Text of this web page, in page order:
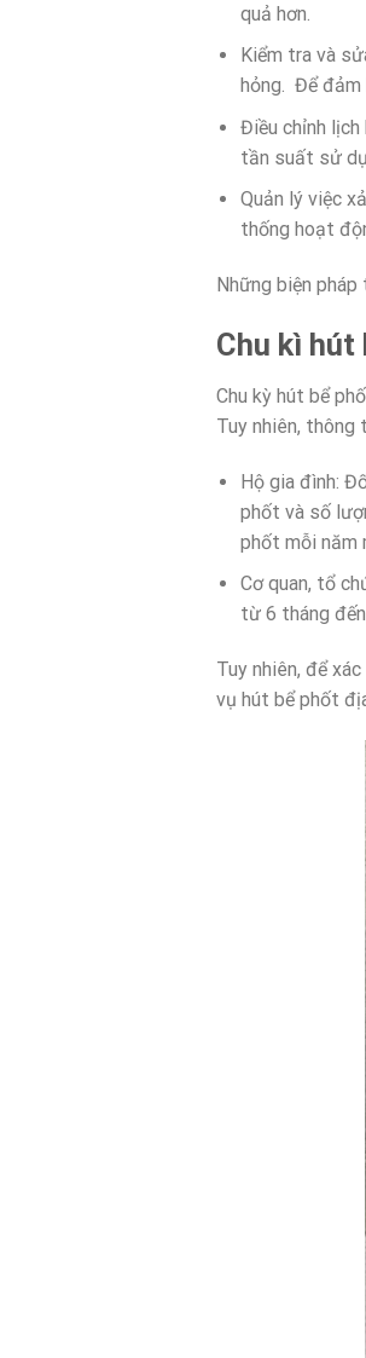
quả hơn.
Kiểm tra và
hỏng. Để đảm
Điều chỉnh
tần suất sử
Quản lý việc
thống hoạt
Những biện
Chu kì hút
Chu kỳ hút bể
Tuy nhiên, thông
Hộ gia đình:
phốt và số
phốt mỗi năm
Cơ quan, tổ
từ 6 tháng
Tuy nhiên, để
vụ hút bể phốt